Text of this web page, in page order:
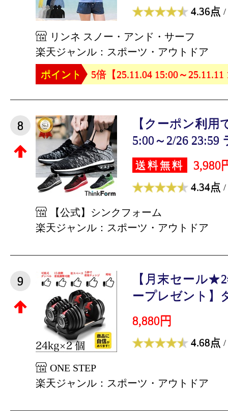
4.36点 /
リンネ スノー・アンド・サーフ
楽天ジャンル：スポーツ・アウトドア
ポイント
5倍【25.11.04 15:00～25.11.11
8
【クーポン利用
5:00～2/26 23:59
送料無料 3,980
4.34点 /
【公式】シンクフォーム
楽天ジャンル：スポーツ・アウトドア
9
【月末セール
ープレゼント】
8,880円
4.68点 /
ONE STEP
楽天ジャンル：スポーツ・アウトドア